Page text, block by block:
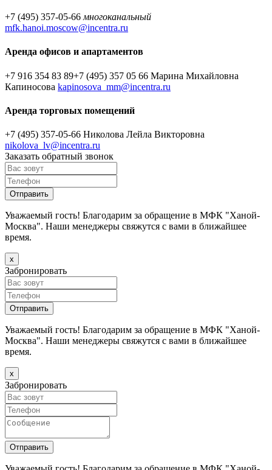
+7 (495) 357-05-66 многоканальный
mfk.hanoi.moscow@incentra.ru
Аренда офисов и апартаментов
+7 916 354 83 89+7 (495) 357 05 66 Марина Михайловна
Капиносова kapinosova_mm@incentra.ru
Аренда торговых помещений
+7 (495) 357-05-66 Николова Лейла Викторовна
nikolova_lv@incentra.ru
Заказать обратный звонок
Уважаемый гость! Благодарим за обращение в МФК "Ханой-
Москва". Наши менеджеры свяжутся с вами в ближайшее
время.
х
Забронировать
Уважаемый гость! Благодарим за обращение в МФК "Ханой-
Москва". Наши менеджеры свяжутся с вами в ближайшее
время.
х
Забронировать